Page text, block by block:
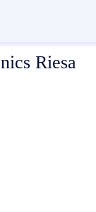
Riesa